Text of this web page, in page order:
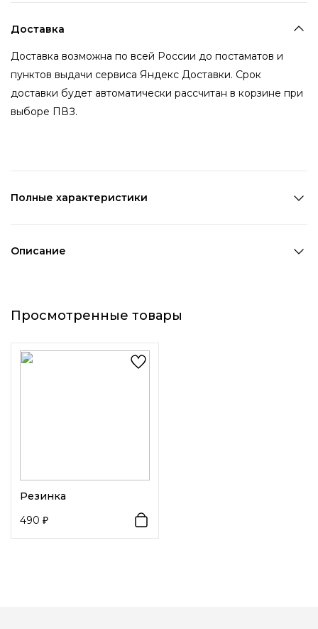
Доставка
Доставка возможна по всей России до постаматов и
пунктов выдачи сервиса Яндекс Доставки. Срок
доставки будет автоматически рассчитан в корзине при
выборе ПВЗ.
Полные характеристики
Описание
волос — светло-
серебристые, мягкие и
стильные
причёске аккуратность и женственность. Резинки
волос — от тонких до густых. На фото видно, как красиво
Просмотренные товары
Резинка
490